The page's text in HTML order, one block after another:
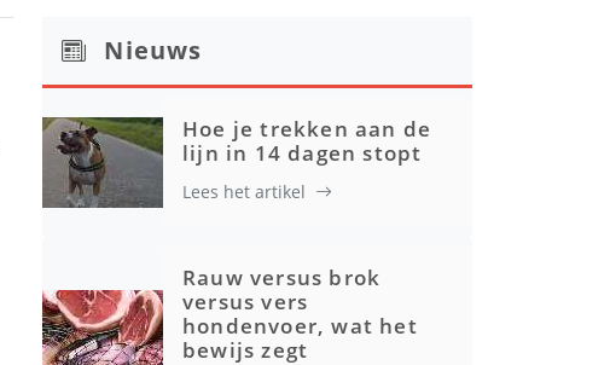
Nieuws
Hoe je trekken aan de
lijn in 14 dagen stopt
Lees het artikel
Rauw versus brok
versus vers
hondenvoer, wat het
bewijs zegt